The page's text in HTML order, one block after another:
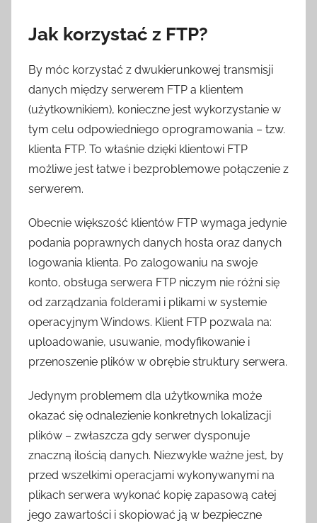
Jak korzystać z FTP?
By móc korzystać z dwukierunkowej transmisji
danych między serwerem FTP a klientem
(użytkownikiem), konieczne jest wykorzystanie w
tym celu odpowiedniego oprogramowania – tzw.
klienta FTP. To właśnie dzięki klientowi FTP
możliwe jest łatwe i bezproblemowe połączenie z
serwerem.
Obecnie większość klientów FTP wymaga jedynie
podania poprawnych danych hosta oraz danych
logowania klienta. Po zalogowaniu na swoje
konto, obsługa serwera FTP niczym nie różni się
od zarządzania folderami i plikami w systemie
operacyjnym Windows. Klient FTP pozwala na:
uploadowanie, usuwanie, modyfikowanie i
przenoszenie plików w obrębie struktury serwera.
Jedynym problemem dla użytkownika może
okazać się odnalezienie konkretnych lokalizacji
plików – zwłaszcza gdy serwer dysponuje
znaczną ilością danych. Niezwykle ważne jest, by
przed wszelkimi operacjami wykonywanymi na
plikach serwera wykonać kopię zapasową całej
jego zawartości i skopiować ją w bezpieczne